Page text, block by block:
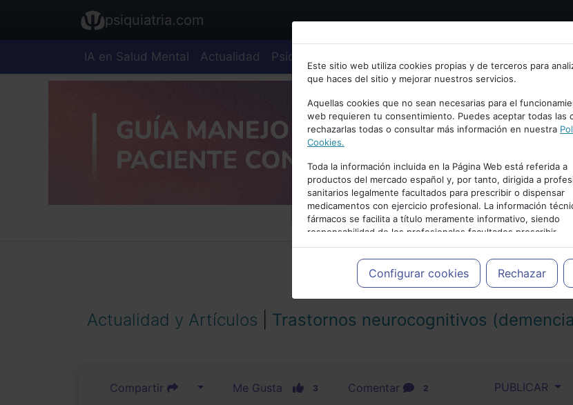
Bienvenid@ a psiquiatria.com
Escribe tu Email
Accede o regístrate con tu email.
psiquiatria.com
IA en Salud Mental Actualidad Psiquiatría
Este sitio web utiliza cookies propias y de terceros para
que haces del sitio y mejorar nuestros servicios.
Aquellas cookies que no sean necesarias para el
web requieren tu consentimiento. Puedes aceptar todas las
rechazarlas todas o consultar más información en nuestra
Cookies.
Toda la información incluida en la Página Web está referida a
productos del mercado español y, por tanto, dirigida a
sanitarios legalmente facultados para prescribir o dispensar
medicamentos con ejercicio profesional. La información
fármacos se facilita a título meramente informativo, siendo
responsabilidad de los profesionales facultados prescribir
medicamentos y decidir, en cada caso concreto, el
adecuado a las necesidades del paciente.
Configurar cookies Rechazar
PUBLICIDAD
Actualidad y Artículos Trastornos neurocognitivos
Compartir Me Gusta 3 Comentar 2 PUBLICAR